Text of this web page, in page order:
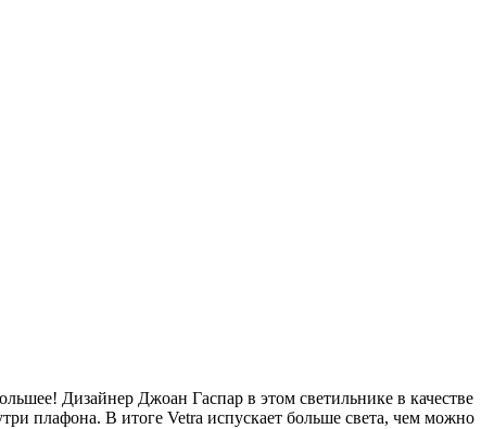
Дизайнер Джоан Гаспар в этом светильнике в качестве
плафона. В итоге Vetra испускает больше света, чем можно